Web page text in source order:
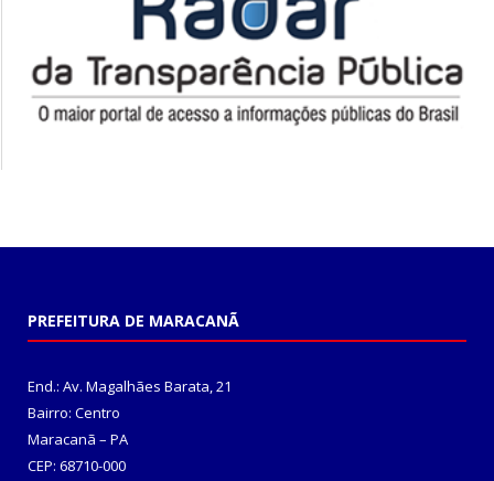
PREFEITURA DE MARACANÃ
End.: Av. Magalhães Barata, 21
Bairro: Centro
Maracanã – PA
CEP: 68710-000